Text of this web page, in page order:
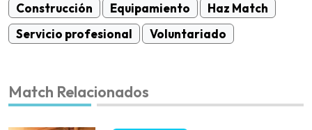
Construcción Equipamiento
Haz Match
Servicio profesional
Voluntariado
Match Relacionados